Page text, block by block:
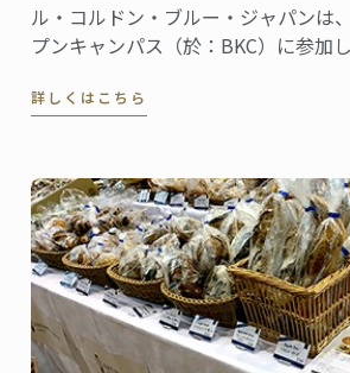
ル・コルドン・ブルー・ジャパンは
プンキャンパス（於：BKC）に参加
れる、新しい高等教育プログラムの
詳しくはこちら